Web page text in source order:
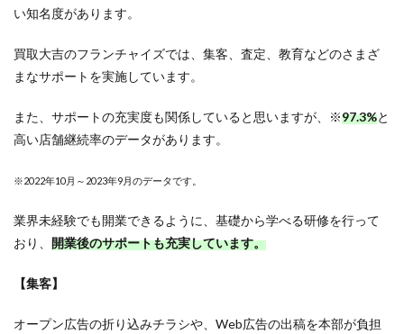
い知名度があります。
買取大吉のフランチャイズでは、集客、査定、教育などのさまざ
まなサポートを実施しています。
また、サポートの充実度も関係していると思いますが、※97.3%と
高い店舗継続率のデータがあります。
※2022年10月～2023年9月のデータです。
業界未経験でも開業できるように、基礎から学べる研修を行って
おり、 開業後のサポートも充実しています。
【集客】
オープン広告の折り込みチラシや、Web広告の出稿を本部が負担